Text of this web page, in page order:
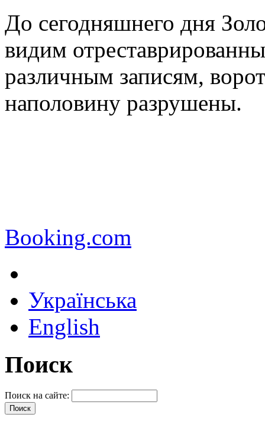
До сегодняшнего дня
видим
различным записям,
наполовину разрушены.
Booking.com
Українська
English
Поиск
Поиск на сайте: